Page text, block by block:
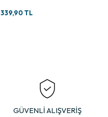
339,90 TL
GÜVENLİ ALIŞVERİŞ